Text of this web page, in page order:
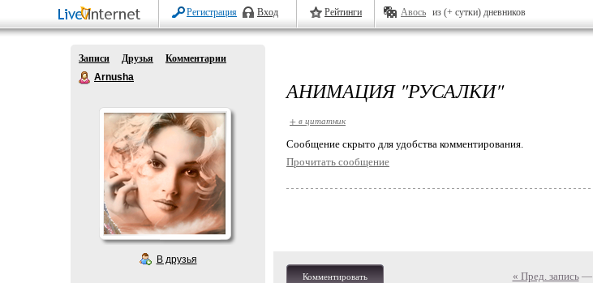
Регистрация Вход Рейтинги Авось из (+ сутки) дневников
Записи Друзья
Комментарии
Arnusha
В друзья
АНИМАЦИЯ "РУСАЛКИ"
+ в цитатник
Cообщение скрыто для удобства комментирования.
Прочитать сообщение
Комментировать « Пред. запись—